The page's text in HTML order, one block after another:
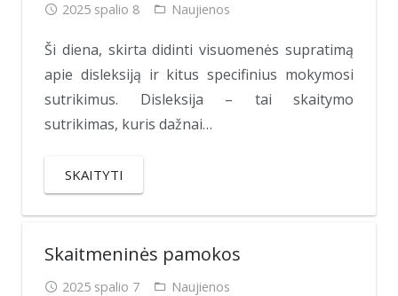
2025 spalio 8 Naujienos
Ši diena, skirta didinti visuomenės supratimą
apie disleksiją ir kitus specifinius mokymosi
sutrikimus. Disleksija – tai skaitymo
sutrikimas, kuris dažnai…
SKAITYTI
Skaitmeninės pamokos
2025 spalio 7 Naujienos